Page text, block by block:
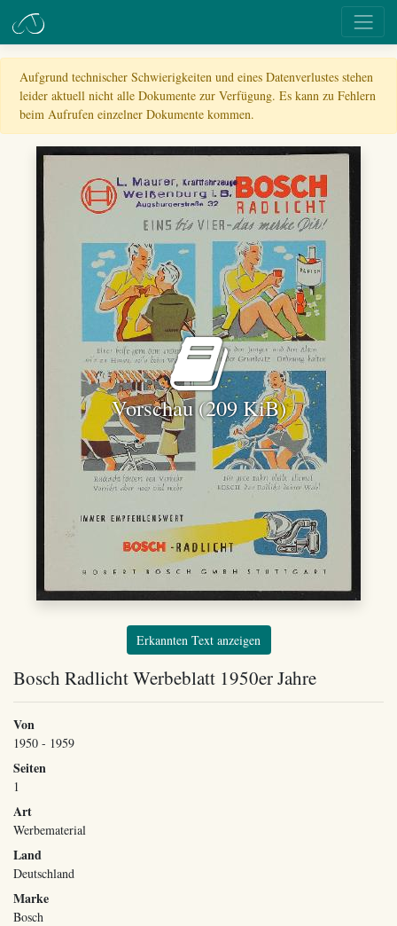
Aufgrund technischer Schwierigkeiten und eines Datenverlustes stehen
leider aktuell nicht alle Dokumente zur Verfügung. Es kann zu Fehlern
beim Aufrufen einzelner Dokumente kommen.
Vorschau (209 KiB)
Erkannten Text anzeigen
Bosch Radlicht Werbeblatt 1950er Jahre
Von
1950 - 1959
Seiten
1
Art
Werbematerial
Land
Deutschland
Marke
Bosch